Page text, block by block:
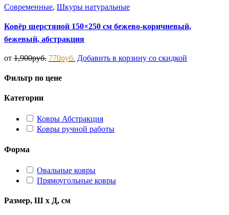
Современные, Шкуры натуральные
Ковёр шерстяной 150×250 см бежево-коричневый,
бежевый, абстракция
от 1,900руб. 770руб. Добавить в корзину со скидкой
Фильтр по цене
Категории
Ковры Абстракция
Ковры ручной работы
Форма
Овальные ковры
Прямоугольные ковры
Размер, Ш х Д, см